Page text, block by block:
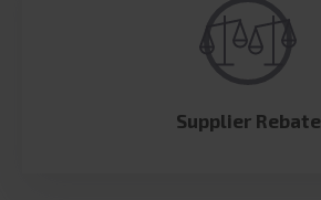
Supplier Rebate